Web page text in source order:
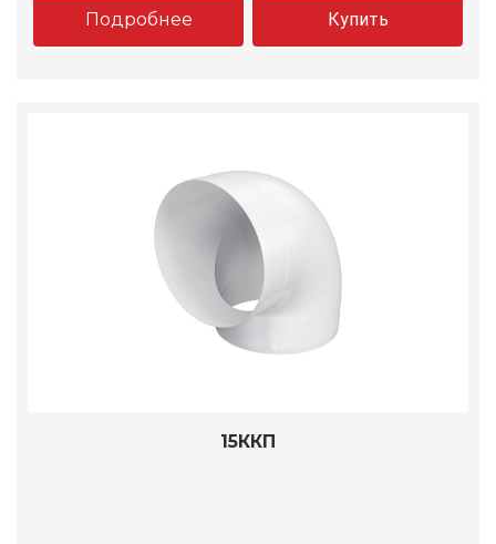
Подробнее Купить
15ККП